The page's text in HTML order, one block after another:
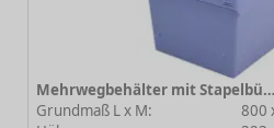
Mehrwegbehälter mit Stapelbügel MB-SB C0402-0023
Grundmaß L x M:
800